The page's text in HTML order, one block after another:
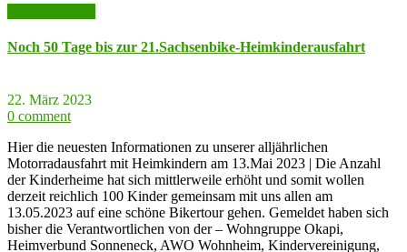
Noch 50 Tage bis zur 21.Sachsenbike-Heimkinderausfahrt
22. März 2023
0 comment
Hier die neuesten Informationen zu unserer alljährlichen
Motorradausfahrt mit Heimkindern am 13.Mai 2023 | Die Anzahl
der Kinderheime hat sich mittlerweile erhöht und somit wollen
derzeit reichlich 100 Kinder gemeinsam mit uns allen am
13.05.2023 auf eine schöne Bikertour gehen. Gemeldet haben sich
bisher die Verantwortlichen von der – Wohngruppe Okapi,
Heimverbund Sonneneck, AWO Wohnheim, Kindervereinigung,